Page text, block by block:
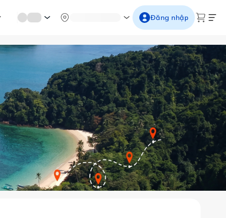
Đăng nhập
Từ cố đô đến thành thăng longNgắm hoa